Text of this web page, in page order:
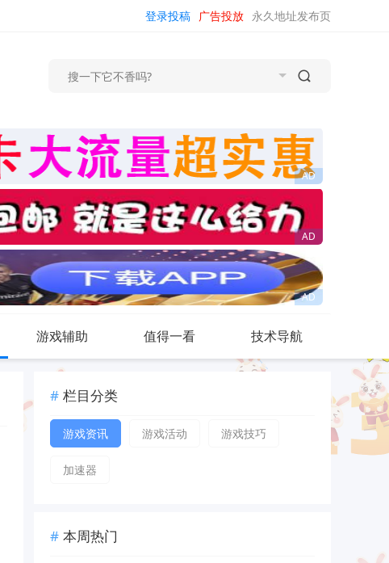
永久地址发布页
广告投放
登录投稿
游戏辅助 值得一看 技术导航
栏目分类
游戏资讯 游戏活动 游戏技巧
加速器
本周热门